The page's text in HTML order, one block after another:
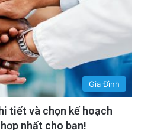
Gia Đình
tiết và chọn kế hoạch
nhất cho bạn!